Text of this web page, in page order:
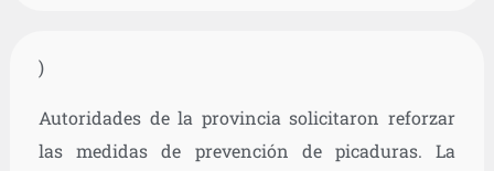
)
Autoridades de la provincia solicitaron reforzar
las medidas de prevención de picaduras. La